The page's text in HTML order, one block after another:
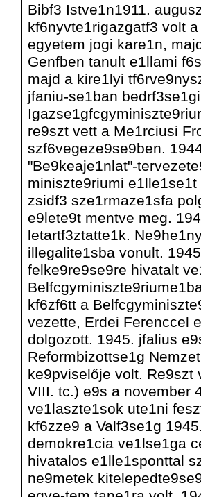
Bibf3 Istve1n1911.
kf6nyvte1rigazgatf3 volt
egyetem jogi kare1n,
Genfben tanult e1llami
majd a kire1lyi
jfaniu-se1ban
re9szt vett a Me1rciusi
szf6vegeze9se9ben.
"Be9keaje1nlat"-
miniszte9riumi
zsidf3 sze1rmaze1sfa
e9lete9t mentve meg.
letartf3ztatte1k.
illegalite1sba vonult.
felke9re9se9re hivatalt
kf6zf6tt a
vezette, Erdei Ferenccel
dolgozott. 1945. jfalius
Reformbizottse1g
ke9pviselője volt. Re9szt
VIII. tc.) e9s a november
ve1laszte1sok ute1ni
kf6zze9 a Valf3se1g
demokre1cia ve1lse1ga
hivatalos e1lle1sponttal
ne9metek